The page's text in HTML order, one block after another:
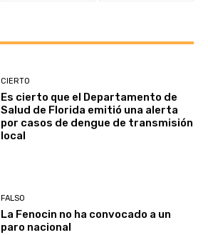
CIERTO
Es cierto que el Departamento de
Salud de Florida emitió una alerta
por casos de dengue de transmisión
local
FALSO
La Fenocin no ha convocado a un
paro nacional